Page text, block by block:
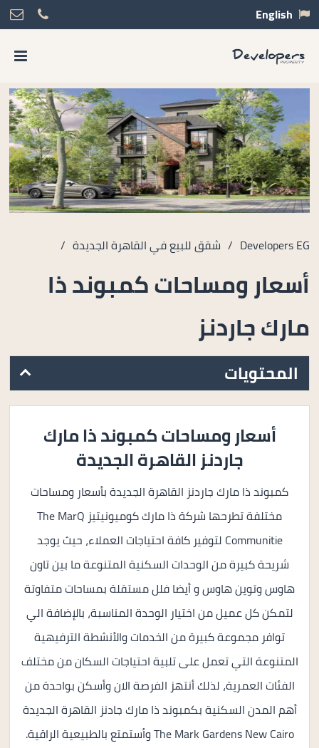
English
Developers EG
/ شقق للبيع في القاهرة الجديدة /
أسعار ومساحات كمبوند ذا
مارك جاردنز
المحتويات
أسعار ومساحات كمبوند ذا مارك
جاردنز القاهرة الجديدة
كمبوند ذا مارك جاردنز القاهرة الجديدة بأسعار ومساحات
مختلفة تطرحها شركة ذا مارك كوميونيتيز The MarQ
Communitie لتوفير كافة احتياجات العملاء، حيث يوجد
شريحة كبيرة من الوحدات السكنية المتنوعة ما بين تاون
هاوس وتوين هاوس و أيضا فلل مستقلة بمساحات متفاوتة
لتمكن كل عميل من اختيار الوحدة المناسبة، بالإضافة الي
توافر مجموعة كبيرة من الخدمات والأنشطة الترفيهية
المتنوعة التي تعمل على تلبية احتياجات السكان من مختلف
الفئات العمرية، لذلك أنتهز الفرصة الان وأسكن بواحدة من
أهم المدن السكنية بكمبوند ذا مارك جادنز القاهرة الجديدة
The Mark Gardens New Cairo وأستمتع بالطبيعية الراقية.